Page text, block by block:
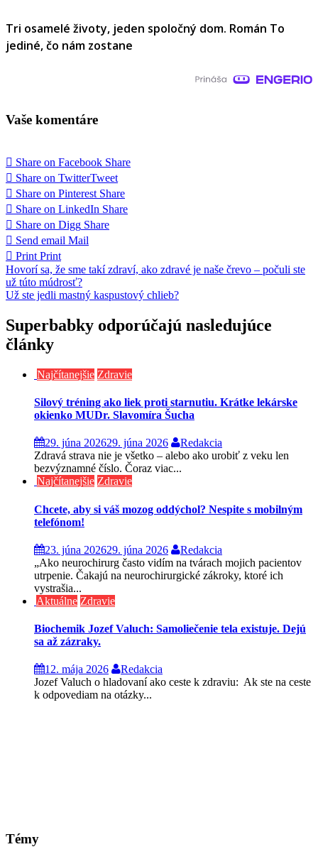
Tri osamelé životy, jeden spoločný dom. Román To
jediné, čo nám zostane
Vaše komentáre
Share on Facebook Share
Share on TwitterTweet
Share on Pinterest Share
Share on LinkedIn Share
Share on Digg Share
Send email Mail
Print Print
Navigácia
v
Hovorí sa, že sme takí zdraví, ako zdravé je naše črevo – počuli ste
už túto múdrosť?
Už ste jedli mastný kaspustový chlieb?
Superbabky odporúčajú nasledujúce
články
Najčítanejšie Zdravie
Silový tréning ako liek proti starnutiu. Krátke lekárske
okienko MUDr. Slavomíra Šucha
29. júna 202629. júna 2026
Redakcia
Zdravá strava nie je všetko – alebo ako urobiť z veku len
bezvýznamné číslo. Čoraz viac...
Najčítanejšie Zdravie
Chcete, aby si váš mozog oddýchol? Nespite s mobilným
telefónom!
23. júna 202629. júna 2026
Redakcia
„Ako neurochirurg často vidím na tvárach mojich pacientov
utrpenie. Čakajú na neurochirurgické zákroky, ktoré ich
vystrašia...
Aktuálne Zdravie
Biochemik Jozef Valuch: Samoliečenie tela existuje. Dejú
sa až zázraky.
12. mája 2026
Redakcia
Jozef Valuch o hladovaní ako ceste k zdraviu: Ak ste na ceste
k odpovediam na otázky...
Témy